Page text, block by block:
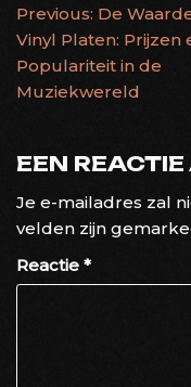
Previous: De
Vinyl Platen: Prijzen
Populariteit in de
Muziekwereld
EEN
Je e-mailadres zal
velden zijn
Reactie *